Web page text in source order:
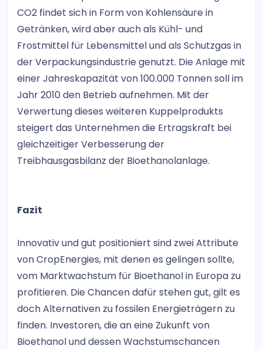
CO2 findet sich in Form von Kohlensäure in
Getränken, wird aber auch als Kühl- und
Frostmittel für Lebensmittel und als Schutzgas in
der Verpackungsindustrie genutzt. Die Anlage mit
einer Jahreskapazität von 100.000 Tonnen soll im
Jahr 2010 den Betrieb aufnehmen. Mit der
Verwertung dieses weiteren Kuppelprodukts
steigert das Unternehmen die Ertragskraft bei
gleichzeitiger Verbesserung der
Treibhausgasbilanz der Bioethanolanlage.
Fazit
Innovativ und gut positioniert sind zwei Attribute
von CropEnergies, mit denen es gelingen sollte,
vom Marktwachstum für Bioethanol in Europa zu
profitieren. Die Chancen dafür stehen gut, gilt es
doch Alternativen zu fossilen Energieträgern zu
finden. Investoren, die an eine Zukunft von
Bioethanol und dessen Wachstumschancen